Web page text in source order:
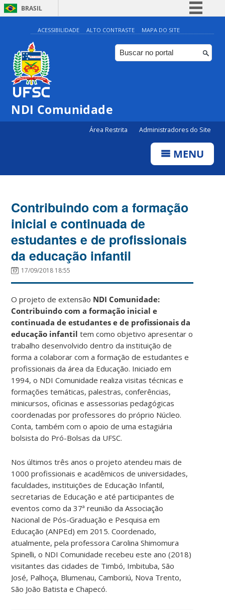
BRASIL
Simplifique!
Comunica BR
Participe
ACESSIBILIDADE ALTO CONTRASTE MAPA DO SITE
NDI Comunidade
Área Restrita Administradores do Site
MENU
Contribuindo com a formação
inicial e continuada de
estudantes e de profissionais
da educação infantil
17/09/2018 18:55
O projeto de extensão NDI Comunidade:
Contribuindo com a formação inicial e
continuada de estudantes e de profissionais da
educação infantil tem como objetivo apresentar o
trabalho desenvolvido dentro da instituição de
forma a colaborar com a formação de estudantes e
profissionais da área da Educação. Iniciado em
1994, o NDI Comunidade realiza visitas técnicas e
formações temáticas, palestras, conferências,
minicursos, oficinas e assessorias pedagógicas
coordenadas por professores do próprio Núcleo.
Conta, também com o apoio de uma estagiária
bolsista do Pró-Bolsas da UFSC.
Nos últimos três anos o projeto atendeu mais de
1000 profissionais e acadêmicos de universidades,
faculdades, instituições de Educação Infantil,
secretarias de Educação e até participantes de
eventos como da 37ª reunião da Associação
Nacional de Pós-Graduação e Pesquisa em
Educação (ANPEd) em 2015. Coordenado,
atualmente, pela professora Carolina Shimomura
Spinelli, o NDI Comunidade recebeu este ano (2018)
visitantes das cidades de Timbó, Imbituba, São
José, Palhoça, Blumenau, Camboriú, Nova Trento,
São João Batista e Chapecó.